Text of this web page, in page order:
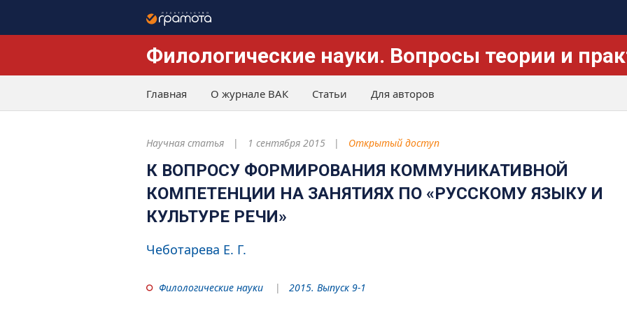
Филологические науки. Вопросы теории и
Главная О журнале ВАК Статьи Для авторов
Научная статья 1 сентября 2015 Открытый доступ
К ВОПРОСУ ФОРМИРОВАНИЯ КОММУНИКАТИВНОЙ
КОМПЕТЕНЦИИ НА ЗАНЯТИЯХ ПО «РУССКОМУ ЯЗЫКУ И
КУЛЬТУРЕ РЕЧИ»
Чеботарева Е. Г.
Филологические науки 2015. Выпуск 9-1